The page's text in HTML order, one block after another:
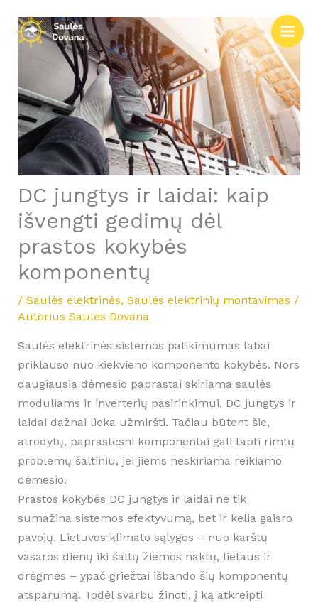
prie
turinio
DC jungtys ir laidai: kaip
išvengti gedimų dėl
prastos kokybės
komponentų
/ Saulės elektrinės, Saulės elektrinių montavimas /
Autorius Saulės Dovana
Saulės elektrinės sistemos patikimumas labai
priklauso nuo kiekvieno komponento kokybės. Nors
daugiausia dėmesio paprastai skiriama saulės
moduliams ir inverterių pasirinkimui, DC jungtys ir
laidai dažnai lieka užmiršti. Tačiau būtent šie,
atrodytų, paprastesni komponentai gali tapti rimtų
problemų šaltiniu, jei jiems neskiriama reikiamo
dėmesio.
Prastos kokybės DC jungtys ir laidai ne tik
sumažina sistemos efektyvumą, bet ir kelia gaisro
pavojų. Lietuvos klimato sąlygos – nuo karštų
vasaros dienų iki šaltų žiemos naktų, lietaus ir
drėgmės – ypač griežtai išbando šių komponentų
atsparumą. Todėl svarbu žinoti, į ką atkreipti